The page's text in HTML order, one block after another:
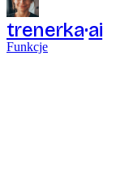
trenerka ai
Funkcje